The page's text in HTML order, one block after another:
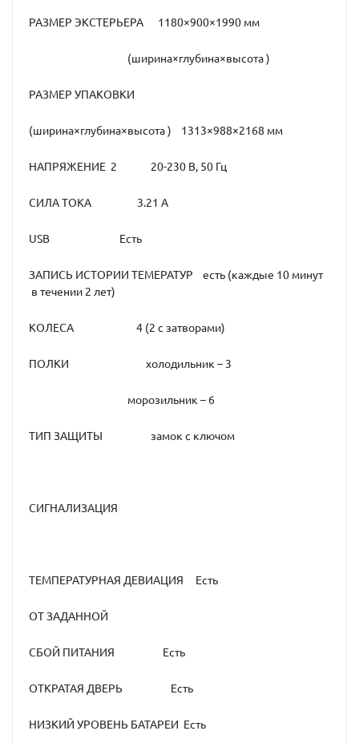
РАЗМЕР ЭКСТЕРЬЕРА 1180×900×1990 мм
(ширина×глубина×высота )
РАЗМЕР УПАКОВКИ
(ширина×глубина×высота ) 1313×988×2168 мм
НАПРЯЖЕНИЕ 2 20-230 В, 50 Гц
СИЛА ТОКА 3.21 А
USB Есть
ЗАПИСЬ ИСТОРИИ ТЕМЕРАТУР есть (каждые 10 минут
в течении 2 лет)
КОЛЕСА 4 (2 с затворами)
ПОЛКИ холодильник – 3
морозильник – 6
ТИП ЗАЩИТЫ замок с ключом
СИГНАЛИЗАЦИЯ
ТЕМПЕРАТУРНАЯ ДЕВИАЦИЯ Есть
ОТ ЗАДАННОЙ
СБОЙ ПИТАНИЯ Есть
ОТКРАТАЯ ДВЕРЬ Есть
НИЗКИЙ УРОВЕНЬ БАТАРЕИ Есть